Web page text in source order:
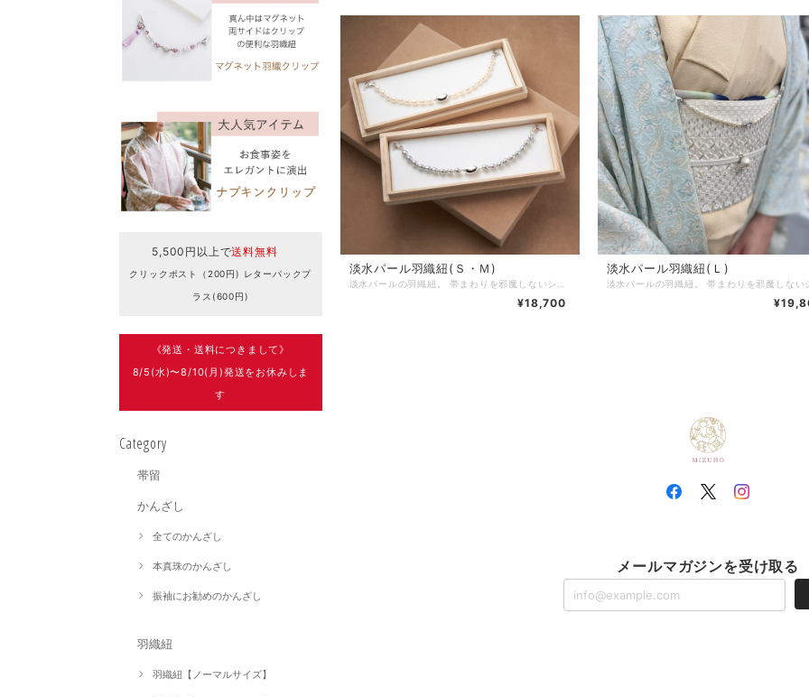
5,500円以上で送料無料
クリックポスト（200円) レターパックプ
ラス(600円)
《発送・送料につきまして》
8/5(水)〜8/10(月)発送をお休みしま
す
Category
帯留
かんざし
全てのかんざし
本真珠のかんざし
振袖にお勧めのかんざし
羽織紐
羽織紐【ノーマルサイズ】
淡水パール羽織紐(Ｓ・Ｍ)
¥18,700
淡水パール羽織紐(Ｌ)
メールマガジンを受け取る